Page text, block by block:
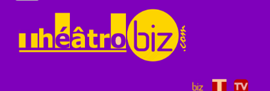
LA THÉÂTROTHÈQUE
LE CLUB